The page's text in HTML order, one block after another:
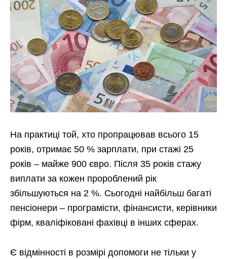
На практиці той, хто пропрацював всього 15
років, отримає 50 % зарплати, при стажі 25
років – майже 900 євро. Після 35 років стажу
виплати за кожен пророблений рік
збільшуються на 2 %. Сьогодні найбільш багаті
пенсіонери – програмісти, фінансисти, керівники
фірм, кваліфіковані фахівці в інших сферах.
Є відмінності в розмірі допомоги не тільки у